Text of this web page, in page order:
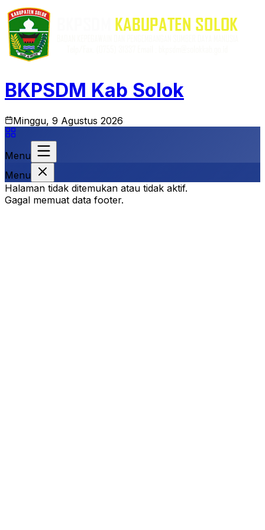
BKPSDM Kab Solok
Minggu, 9 Agustus 2026
Menu
Menu
Halaman tidak ditemukan atau tidak aktif.
Gagal memuat data footer.